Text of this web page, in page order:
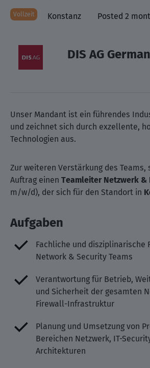
Vollzeit Konstanz Posted 2
DIS AG
Unser Mandant ist ein führendes
und zeichnet sich durch exzellente,
Technologien aus.
Zur weiteren Verstärkung des Teams,
Auftrag einen Teamleiter Netzwerk &
m/w/d), der sich für den Standort in
Aufgaben
Fachliche und disziplinarische
Network & Security Teams
Verantwortung für Betrieb,
und Sicherheit der gesamten
Firewall-Infrastruktur
Planung und Umsetzung von
Bereichen Netzwerk, IT-
Architekturen